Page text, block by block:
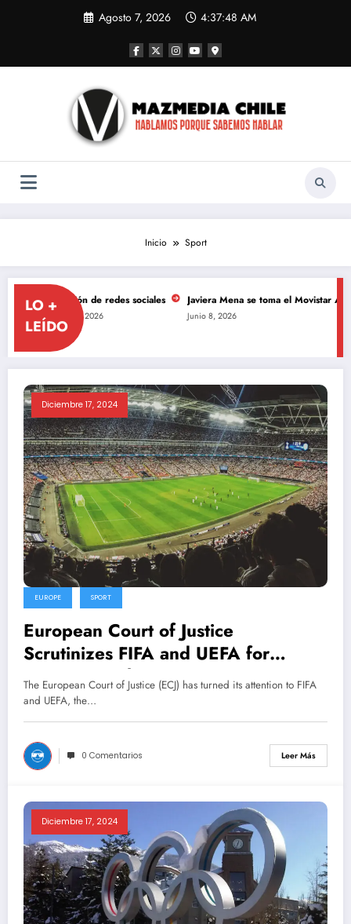
Agosto 7, 2026 4:37:50 AM
Inicio Sport
LO +
LEÍDO
Javiera Mena se toma el Movistar Arena para celebrar los 20 años
Junio 8, 2026
Diciembre 17, 2024
EUROPE SPORT
European Court of Justice
Scrutinizes FIFA and UEFA for
Antitrust Violations.
The European Court of Justice (ECJ) has turned its attention to FIFA
and UEFA, the…
0 Comentarios Leer Más
Diciembre 17, 2024